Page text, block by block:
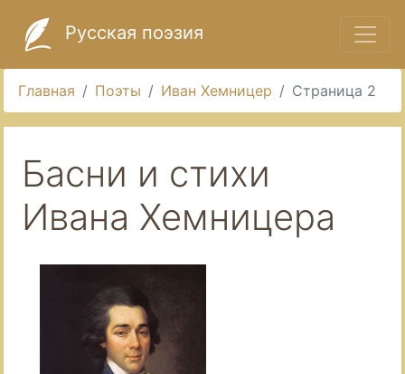
Русская поэзия
Главная Поэты Иван Хемницер Страница 2
Басни и стихи
Ивана Хемницера